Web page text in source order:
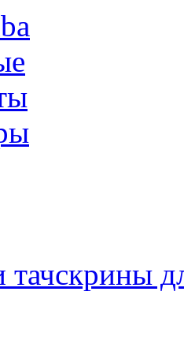
тачскрины